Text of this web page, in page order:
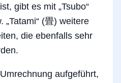
gibt es mit „Tsubo“
„Tatami“ (畳) weitere
die ebenfalls sehr
aufgeführt,